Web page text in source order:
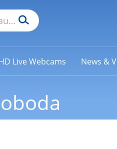
Live Webcams News &